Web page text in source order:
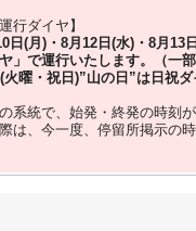
行ダイヤ】
日(月)・8月12日(水)・8月13
」 で運行いたします。（一部
曜・祝日)”山の日 ”は 日祝
系統で、始発・終発の時刻
は、今一度、 停留所掲示の